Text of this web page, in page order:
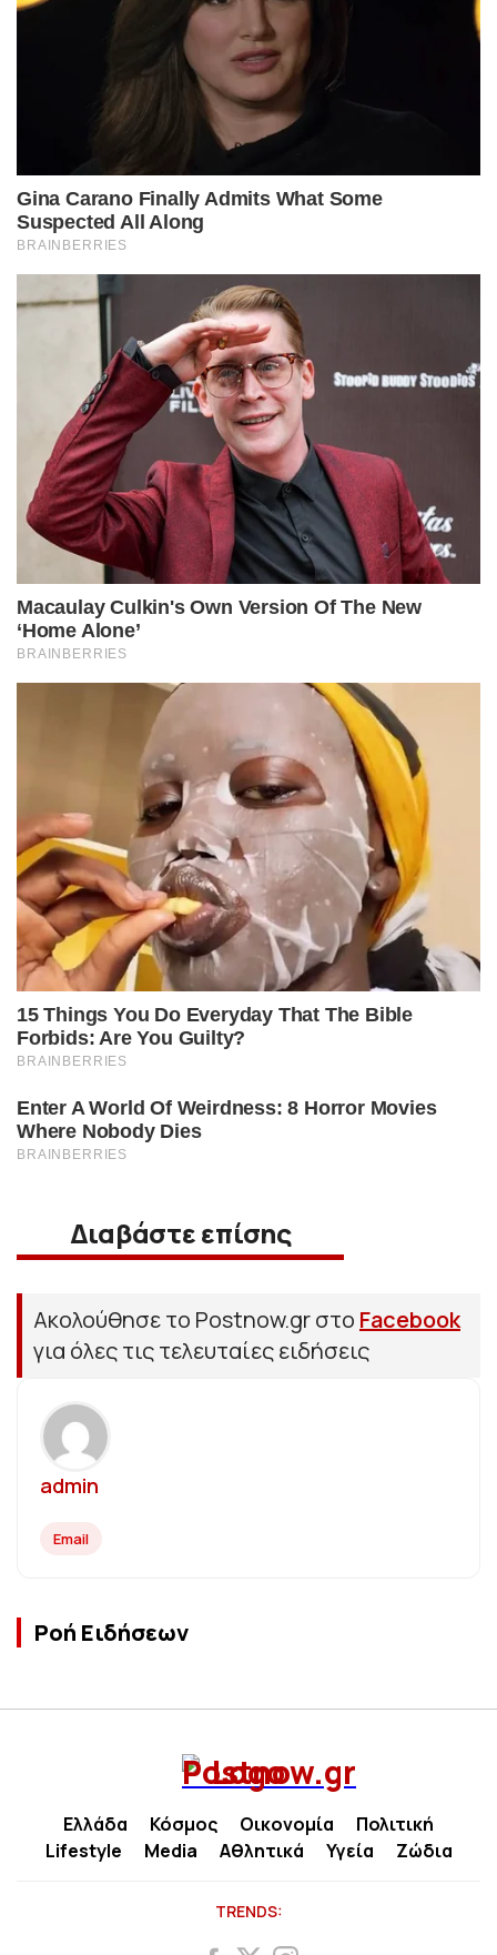
Διαβάστε επίσης
Ακολούθησε το Postnow.gr στο Facebook
για όλες τις τελευταίες ειδήσεις
admin
Email
Ροή Ειδήσεων
Ελλάδα Κόσμος Οικονομία
Πολιτική
Lifestyle
Media Αθλητικά Υγεία Ζώδια
TRENDS: